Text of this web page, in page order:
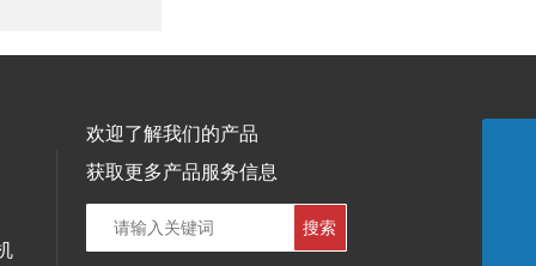
欢迎了解我们的产品
获取更多产品服务信息
搜索
021-59432024
info@sthpm.com